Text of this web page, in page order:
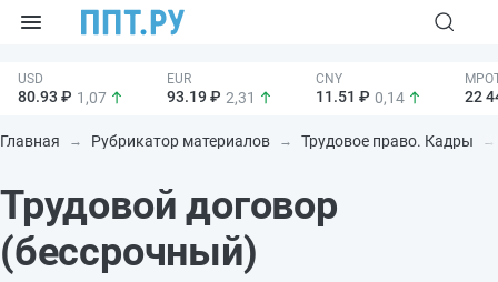
80.93 ₽ 1,07 93.19 ₽ 2,31 11.51 ₽ 0,14 22
Главная Рубрикатор материалов Трудовое право. Кадры
Трудовой договор
(бессрочный)